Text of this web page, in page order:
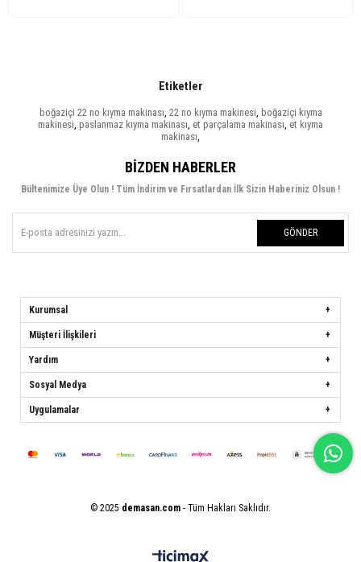
Etiketler
boğaziçi 22 no kıyma makinası 22 no kıyma makinesi boğaziçi kıyma
makinesi paslanmaz kıyma makinası et parçalama makinası et kıyma
makinası
BIZDEN HABERLER
Bültenimize Üye Olun ! Tüm İndirim ve Fırsatlardan İlk Sizin Haberiniz Olsun !
GÖNDER
Kurumsal
Müşteri İlişkileri
Yardım
Sosyal Medya
Uygulamalar
© 2025 demasan.com - Tüm Hakları Saklıdır.